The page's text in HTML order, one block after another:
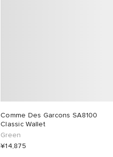
Comme Des Garcons SA8100
Classic Wallet
Green
¥14,875